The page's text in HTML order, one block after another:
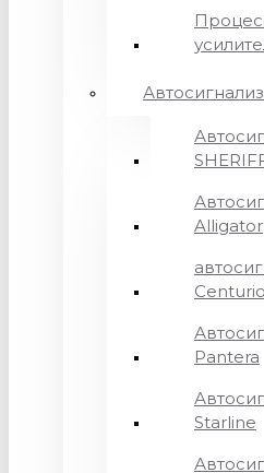
Alligator
Pantera
Starline